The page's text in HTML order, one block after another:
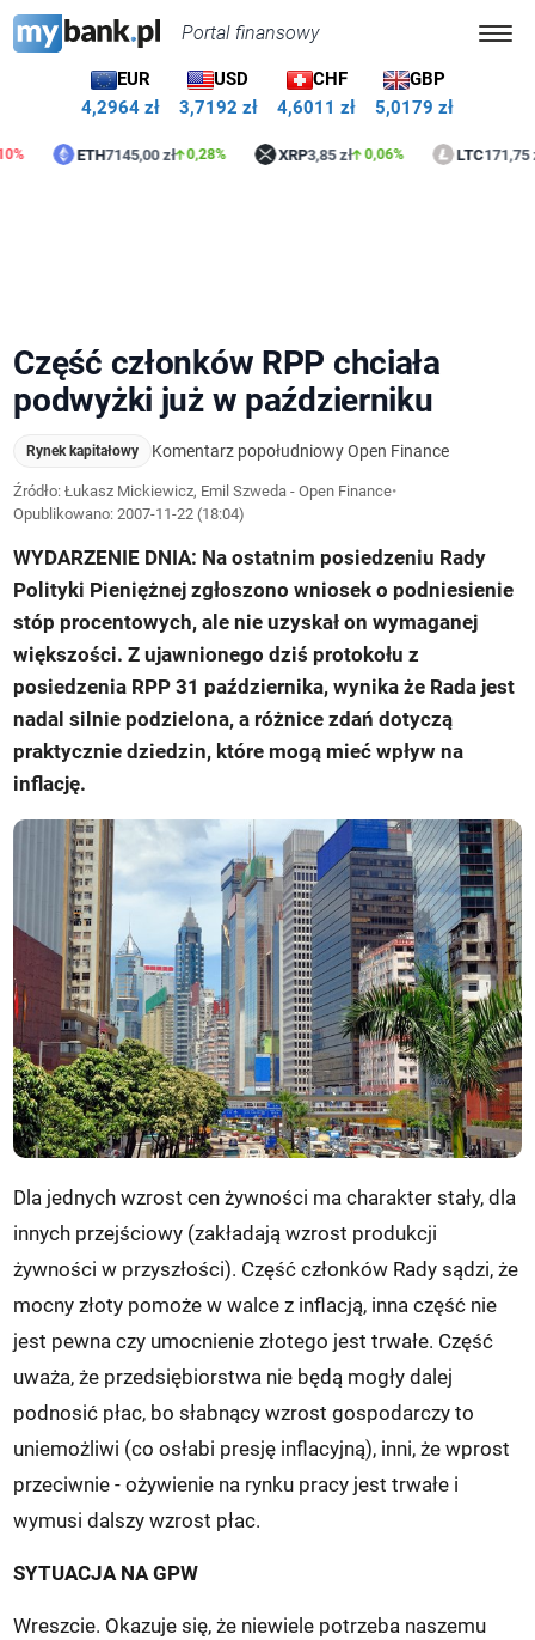
Portal finansowy
EUR
4,2964 zł
USD
3,7192 zł
CHF
4,6011 zł
GBP
5,0179 zł
ETH7145,00 zł 0,28% XRP3,85 zł 0,06% LTC 171,75 zł
Część członków RPP chciała
podwyżki już w październiku
Rynek kapitałowy Komentarz popołudniowy Open Finance
Źródło: Łukasz Mickiewicz, Emil Szweda - Open Finance•
Opublikowano:2007-11-22 (18:04)
WYDARZENIE DNIA: Na ostatnim posiedzeniu Rady
Polityki Pieniężnej zgłoszono wniosek o podniesienie
stóp procentowych, ale nie uzyskał on wymaganej
większości. Z ujawnionego dziś protokołu z
posiedzenia RPP 31 października, wynika że Rada jest
nadal silnie podzielona, a różnice zdań dotyczą
praktycznie dziedzin, które mogą mieć wpływ na
inflację.
Dla jednych wzrost cen żywności ma charakter stały, dla
innych przejściowy (zakładają wzrost produkcji
żywności w przyszłości). Część członków Rady sądzi, że
mocny złoty pomoże w walce z inflacją, inna część nie
jest pewna czy umocnienie złotego jest trwałe. Część
uważa, że przedsiębiorstwa nie będą mogły dalej
podnosić płac, bo słabnący wzrost gospodarczy to
uniemożliwi (co osłabi presję inflacyjną), inni, że wprost
przeciwnie - ożywienie na rynku pracy jest trwałe i
wymusi dalszy wzrost płac.
SYTUACJA NA GPW
Wreszcie. Okazuje się, że niewiele potrzeba naszemu